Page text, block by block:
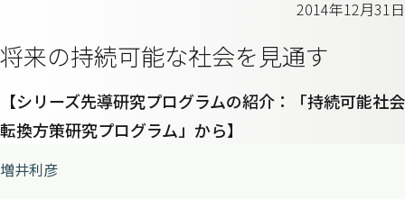
ウで開きます）
ンドウで開きます）
ウインドウで開きます）
2014年12月31日
将来の持続可能な社会を見通す
【シリーズ先導研究プログラムの紹介：「持続可能社会
転換方策研究プログラム」から】
増井利彦